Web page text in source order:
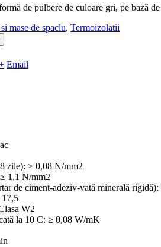
de pulbere de culoare gri, pe bază
mase de spaclu, Termoizolatii
Email
zile): ≥ 0,08 N/mm2
1,1 N/mm2
de ciment-adeziv-vată minerală
17,5
W2
la 10 C: ≥ 0,08 W/mK